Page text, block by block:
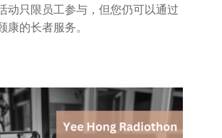
动只限员工参与，但您仍可以通过
康的长者服务。